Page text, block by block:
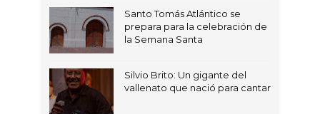
Santo Tomás Atlántico se
prepara para la celebración de
la Semana Santa
Silvio Brito: Un gigante del
vallenato que nació para cantar